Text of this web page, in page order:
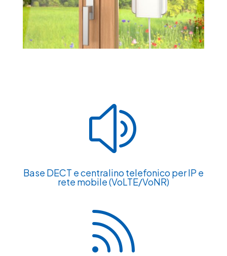
z
Base DECT e centralino telefonico per IP e
rete mobile (VoLTE/VoNR)
